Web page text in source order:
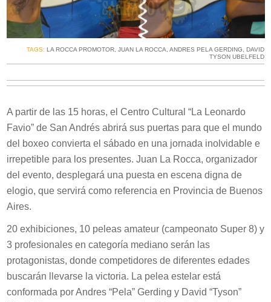
TAGS: LA ROCCA PROMOTOR JUAN LA ROCCA ANDRES PELA GERDING
DAVID
TYSON UBELFELD
A partir de las 15 horas, el Centro Cultural “La Leonardo
Favio” de San Andrés abrirá sus puertas para que el mundo
del boxeo convierta el sábado en una jornada inolvidable e
irrepetible para los presentes. Juan La Rocca, organizador
del evento, desplegará una puesta en escena digna de
elogio, que servirá como referencia en Provincia de Buenos
Aires.
20 exhibiciones, 10 peleas amateur (campeonato Super 8) y
3 profesionales en categoría mediano serán las
protagonistas, donde competidores de diferentes edades
buscarán llevarse la victoria. La pelea estelar está
conformada por Andres “Pela” Gerding y David “Tyson”